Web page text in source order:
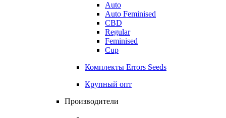
Auto
Auto Feminised
CBD
Regular
Feminised
Cup
Комплекты Errors Seeds
Крупный опт
Производители